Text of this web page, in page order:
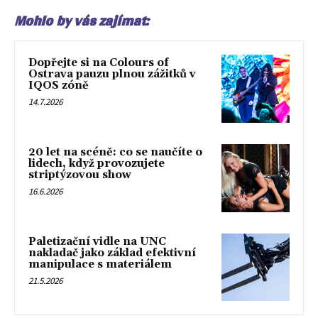
Mohlo by vás zajímat:
Dopřejte si na Colours of
Ostrava pauzu plnou zážitků v
IQOS zóně
14.7.2026
20 let na scéně: co se naučíte o
lidech, když provozujete
striptýzovou show
16.6.2026
Paletizační vidle na UNC
nakladač jako základ efektivní
manipulace s materiálem
21.5.2026